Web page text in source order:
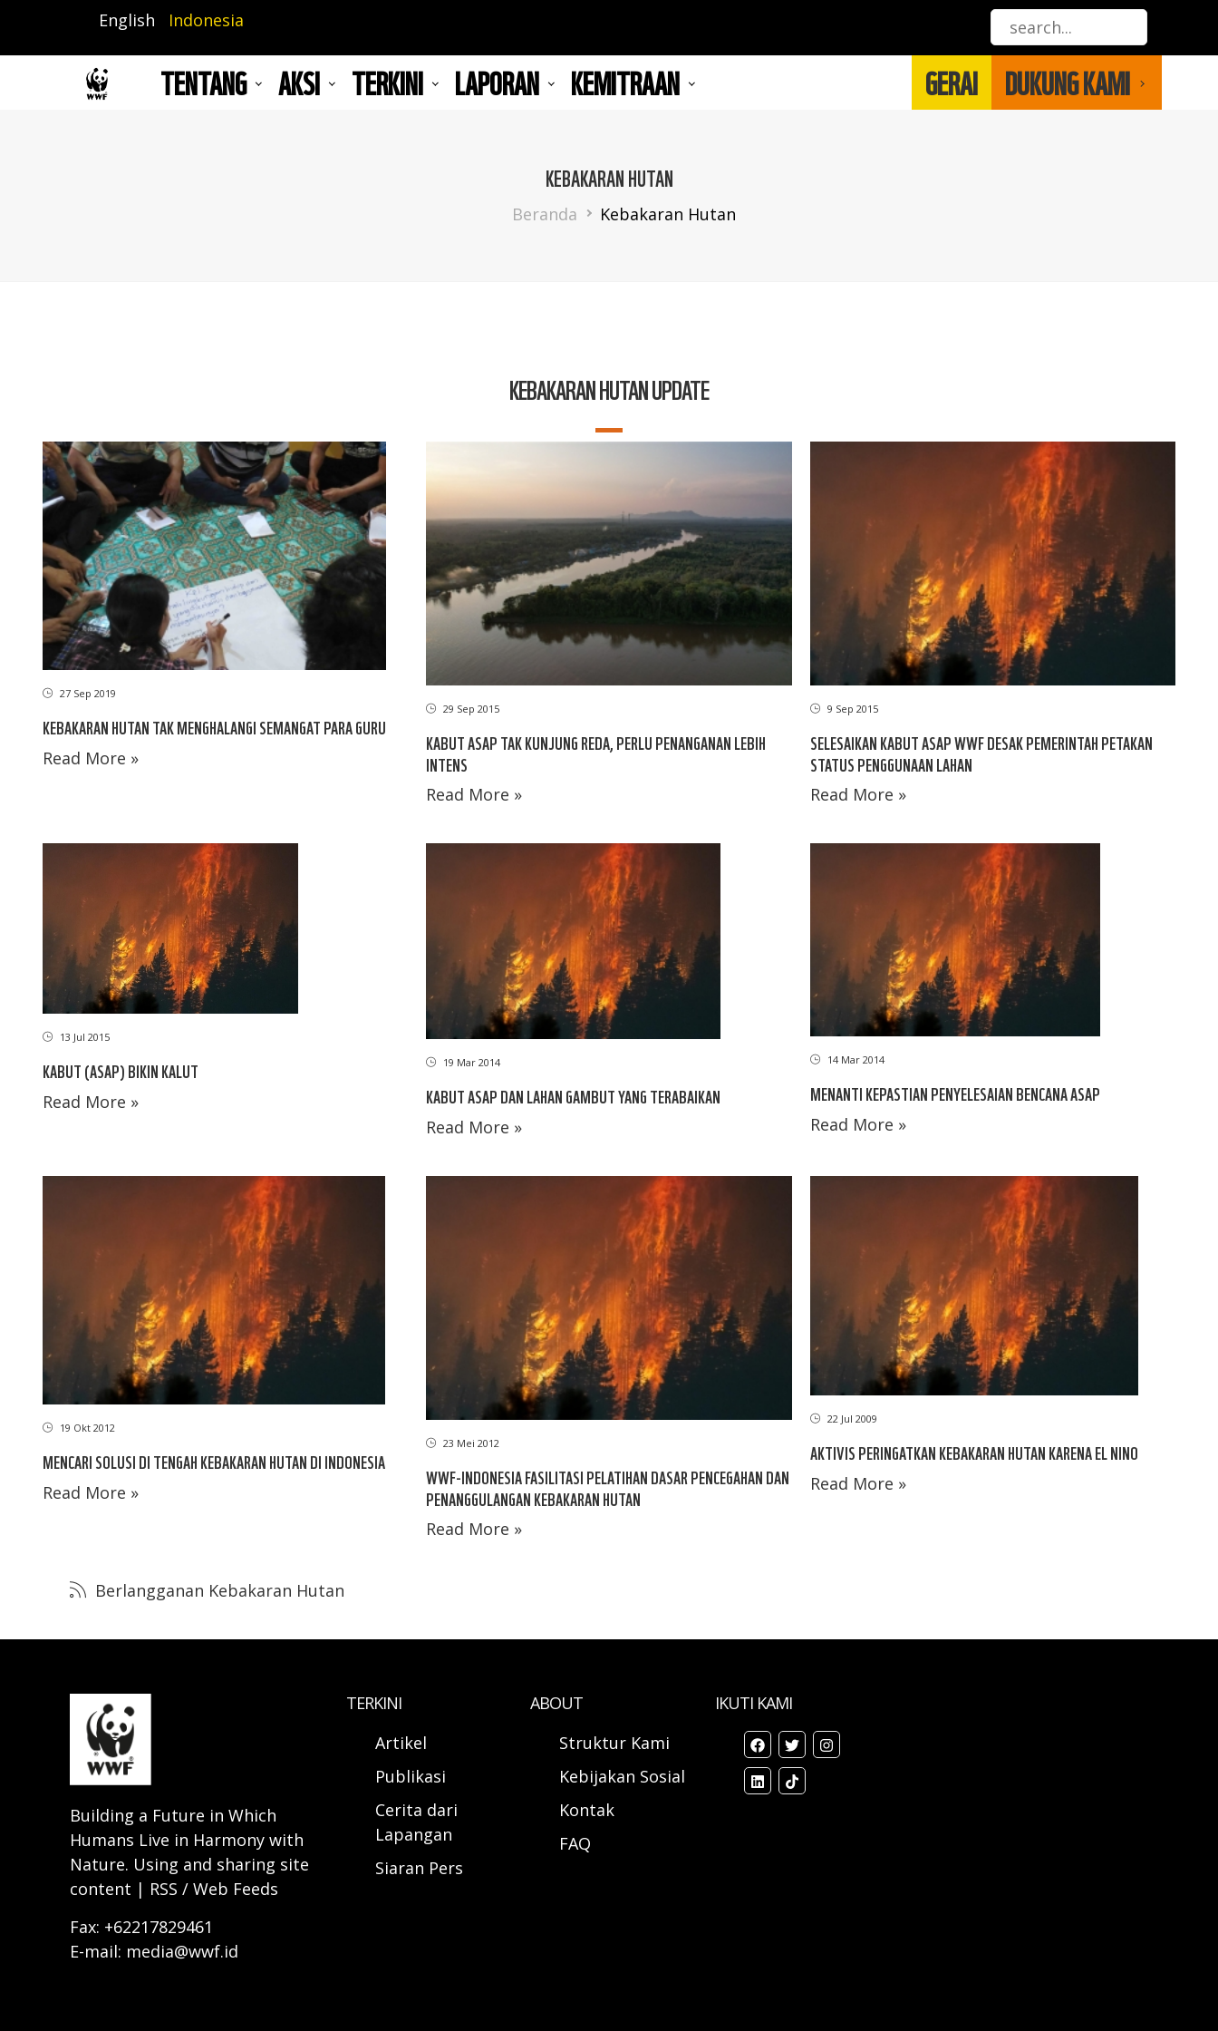
isi
English Indonesia
TENTANG AKSI TERKINI LAPORAN KEMITRAAN GERAI DUKUNG KAMI
KEBAKARAN HUTAN
Breadcrumb
Beranda Kebakaran Hutan
KEBAKARAN HUTAN UPDATE
27 Sep 2019
KEBAKARAN HUTAN TAK MENGHALANGI SEMANGAT PARA GURU
Read More »
29 Sep 2015
KABUT ASAP TAK KUNJUNG REDA, PERLU PENANGANAN LEBIH
INTENS
Read More »
9 Sep 2015
SELESAIKAN KABUT ASAP WWF DESAK PEMERINTAH PETAKAN
STATUS PENGGUNAAN LAHAN
Read More »
13 Jul 2015
KABUT (ASAP) BIKIN KALUT
Read More »
19 Mar 2014
KABUT ASAP DAN LAHAN GAMBUT YANG TERABAIKAN
Read More »
14 Mar 2014
MENANTI KEPASTIAN PENYELESAIAN BENCANA ASAP
Read More »
19 Okt 2012
MENCARI SOLUSI DI TENGAH KEBAKARAN HUTAN DI INDONESIA
Read More »
23 Mei 2012
WWF-INDONESIA FASILITASI PELATIHAN DASAR PENCEGAHAN DAN
PENANGGULANGAN KEBAKARAN HUTAN
Read More »
22 Jul 2009
AKTIVIS PERINGATKAN KEBAKARAN HUTAN KARENA EL NINO
Read More »
Berlangganan Kebakaran Hutan
Building a Future in Which
Humans Live in Harmony with
Nature. Using and sharing site
content | RSS / Web Feeds
Fax: +62217829461
E-mail: media@wwf.id
TERKINI
Artikel
Publikasi
Cerita dari
Lapangan
Siaran Pers
ABOUT
Struktur Kami
Kebijakan Sosial
Kontak
FAQ
IKUTI KAMI